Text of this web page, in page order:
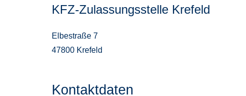
KFZ-Zulassungsstelle Krefeld
Elbestraße 7
47800 Krefeld
Kontaktdaten